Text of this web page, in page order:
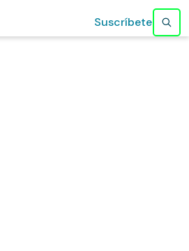
Suscríbete